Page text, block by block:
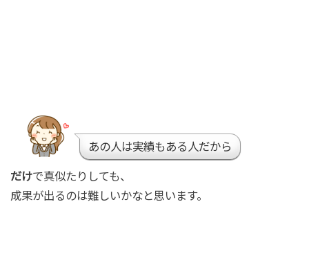
あの人は実績もある人だから
だけで真似たりしても、
成果が出るのは難しいかなと思います。